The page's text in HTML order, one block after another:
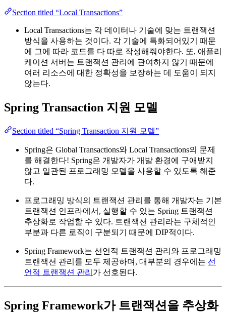
Section titled “Local Transactions”
Local Transactions는 각 데이터나 기술에 맞는 트랜잭션
방식을 사용하는 것이다. 각 기술에 특화되어있기 때문
에 그에 따라 코드를 다 따로 작성해줘야한다. 또, 애플리
케이션 서버는 트랜잭션 관리에 관여하지 않기 때문에
여러 리소스에 대한 정확성을 보장하는 데 도움이 되지
않는다.
Spring Transaction 지원 모델
Section titled “Spring Transaction 지원 모델”
Spring은 Global Transactions와 Local Transactions의 문제
를 해결한다! Spring은 개발자가 개발 환경에 구애받지
않고 일관된 프로그래밍 모델을 사용할 수 있도록 해준
다.
프로그래밍 방식의 트랜잭션 관리를 통해 개발자는 기본
트랜잭션 인프라에서, 실행할 수 있는 Spring 트랜잭션
추상화로 작업할 수 있다. 트랜잭션 관리라는 구체적인
부분과 다른 로직이 구분되기 때문에 DIP적이다.
Spring Framework는 선언적 트랜잭션 관리와 프로그래밍
트랜잭션 관리를 모두 제공하며, 대부분의 경우에는 선
언적 트랜잭션 관리 가 선호된다.
Spring Framework가 트랜잭션을 추상화